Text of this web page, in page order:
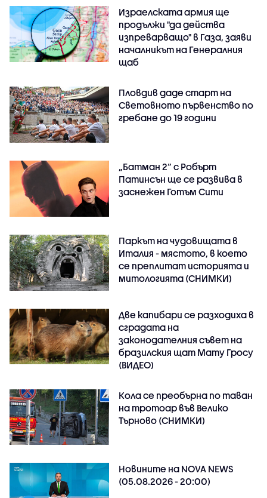
Израелската армия ще
продължи "да действа
изпреварващо" в Газа, заяви
началникът на Генералния
щаб
Пловдив даде старт на
Световното първенство по
гребане до 19 години
„Батман 2“ с Робърт
Патинсън ще се развива в
заснежен Готъм Сити
Паркът на чудовищата в
Италия - мястото, в което
се преплитат историята и
митологията (СНИМКИ)
Две капибари се разходиха в
сградата на
законодателния съвет на
бразилския щат Мату Гросу
(ВИДЕО)
Кола се преобърна по таван
на тротоар във Велико
Търново (СНИМКИ)
Новините на NOVA NEWS
(05.08.2026 - 20:00)